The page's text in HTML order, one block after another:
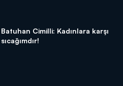
Batuhan Cimilli: Kadınlara karşı
sıcağımdır!